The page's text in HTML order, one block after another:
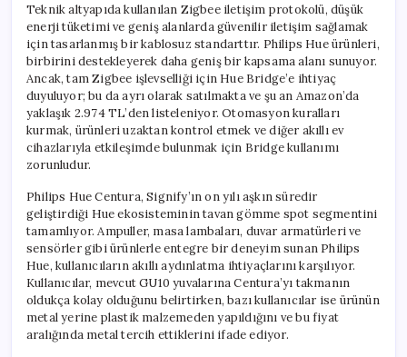
Teknik altyapıda kullanılan Zigbee iletişim protokolü, düşük
enerji tüketimi ve geniş alanlarda güvenilir iletişim sağlamak
için tasarlanmış bir kablosuz standarttır. Philips Hue ürünleri,
birbirini destekleyerek daha geniş bir kapsama alanı sunuyor.
Ancak, tam Zigbee işlevselliği için Hue Bridge’e ihtiyaç
duyuluyor; bu da ayrı olarak satılmakta ve şu an Amazon’da
yaklaşık 2.974 TL’den listeleniyor. Otomasyon kuralları
kurmak, ürünleri uzaktan kontrol etmek ve diğer akıllı ev
cihazlarıyla etkileşimde bulunmak için Bridge kullanımı
zorunludur.
Philips Hue Centura, Signify’ın on yılı aşkın süredir
geliştirdiği Hue ekosisteminin tavan gömme spot segmentini
tamamlıyor. Ampuller, masa lambaları, duvar armatürleri ve
sensörler gibi ürünlerle entegre bir deneyim sunan Philips
Hue, kullanıcıların akıllı aydınlatma ihtiyaçlarını karşılıyor.
Kullanıcılar, mevcut GU10 yuvalarına Centura’yı takmanın
oldukça kolay olduğunu belirtirken, bazı kullanıcılar ise ürünün
metal yerine plastik malzemeden yapıldığını ve bu fiyat
aralığında metal tercih ettiklerini ifade ediyor.